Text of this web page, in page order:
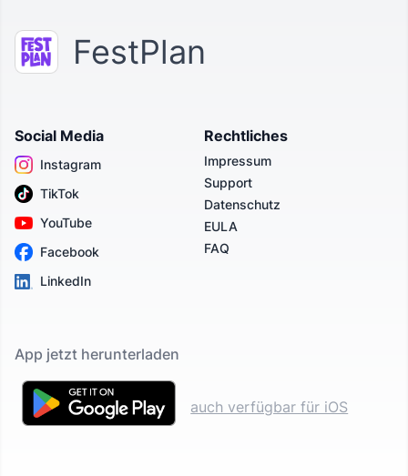
FestPlan
Social Media
Instagram
TikTok
YouTube
Facebook
LinkedIn
Rechtliches
Impressum
Support
Datenschutz
EULA
FAQ
App jetzt herunterladen
auch verfügbar für iOS